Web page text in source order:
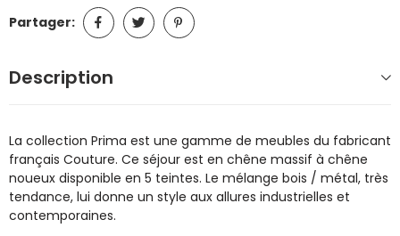
Partager:
Description
La collection Prima est une gamme de meubles du fabricant
français Couture. Ce séjour est en chêne massif à chêne
noueux disponible en 5 teintes. Le mélange bois / métal, très
tendance, lui donne un style aux allures industrielles et
contemporaines.